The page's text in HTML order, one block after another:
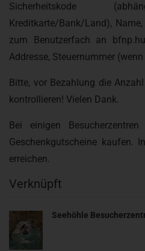
Sicherheitskode
Kreditkarte/Bank/Land),
zum Benutzerfach an
Addresse, Steuernummer
Bitte, vor Bezahlung die
kontrollieren! Vielen Dank.
Bei einigen
Geschenkgutscheine kaufen.
erreichen.
Verknüpft
Seehöhle